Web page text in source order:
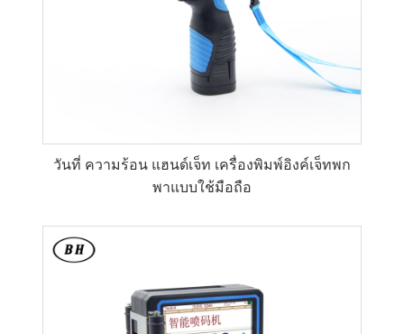
วันที่ ความร้อน แฮนด์เจ็ท เครื่องพิมพ์อิงค์เจ็ทพก
พาแบบใช้มือถือ